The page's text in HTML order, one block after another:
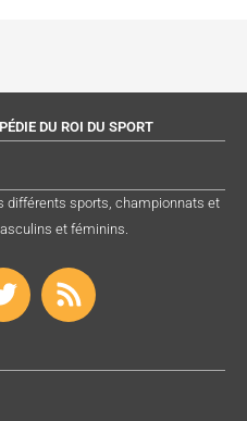
DU ROI DU SPORT
différents sports, championnats et
et féminins.
T
w
R
s